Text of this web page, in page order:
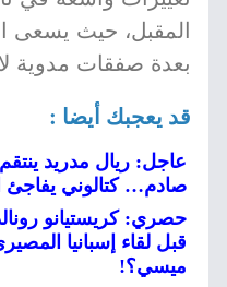
المقبل، حيث يسعى
بعدة صفقات مدوية
قد يعجبك أيضا :
عاجل: ريال مدريد
صادم… كتالوني يفاجئ
حصري: كريستيانو
قبل لقاء إسبانيا
ميسي؟!